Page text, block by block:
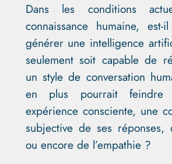
Dans les conditions
connaissance humaine,
générer une intelligence
seulement soit capable de
un style de conversation
en plus pourrait feindre
expérience consciente, une
subjective de ses réponses,
ou encore de l’empathie ?